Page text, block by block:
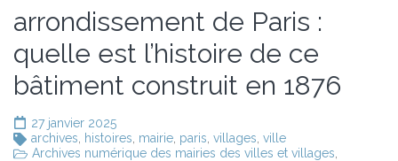
arrondissement de Paris :
quelle est l’histoire de ce
bâtiment construit en 1876
27 janvier 2025
archives
histoires mairie paris villages ville
Archives numérique des mairies des villes et villages